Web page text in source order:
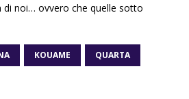
di noi… ovvero che quelle sotto
KOUAME QUARTA